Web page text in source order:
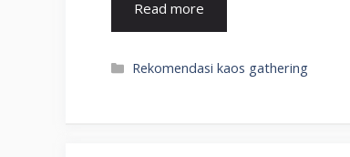
Read more
Kategori
Rekomendasi kaos gathering